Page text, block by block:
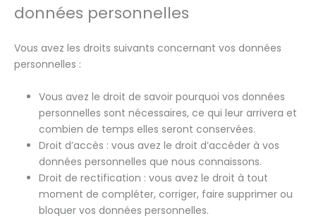
données personnelles
Vous avez les droits suivants concernant vos données
personnelles :
Vous avez le droit de savoir pourquoi vos données
personnelles sont nécessaires, ce qui leur arrivera et
combien de temps elles seront conservées.
Droit d’accès : vous avez le droit d’accéder à vos
données personnelles que nous connaissons.
Droit de rectification : vous avez le droit à tout
moment de compléter, corriger, faire supprimer ou
bloquer vos données personnelles.